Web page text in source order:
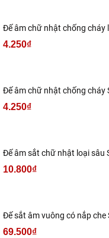
Đế âm chữ nhật chống cháy
4.250₫
Đế âm chữ nhật chống cháy
4.250₫
Đế âm sắt chữ nhật loại sâu
10.800₫
Đế sắt âm vuông có nắp che
69.500₫